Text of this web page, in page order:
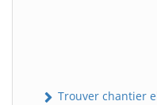
Trouver chantier